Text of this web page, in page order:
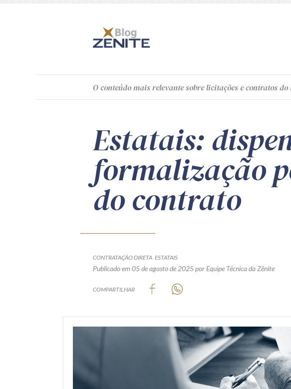
O conteúdomais relevante sobre licitações e contratos
Estatais:
formalização
do contrato
CONTRATAÇÃO DIRETA ESTATAIS
Publicado em 05 de agosto de 2025por Equipe Técnica da Zênite
COMPARTILHAR